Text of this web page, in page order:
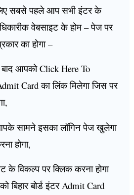
सबसे पहले आप सभी इंटर के
वेबसाइट के होम – पेज पर
का होगा –
आपको Click Here To
Card का लिंक मिलेगा जिस पर
सामने इसका लॉगिन पेज खुलेगा
होगा,
के विकल्प पर क्लिक करना होगा
बोर्ड इंटर Admit Card